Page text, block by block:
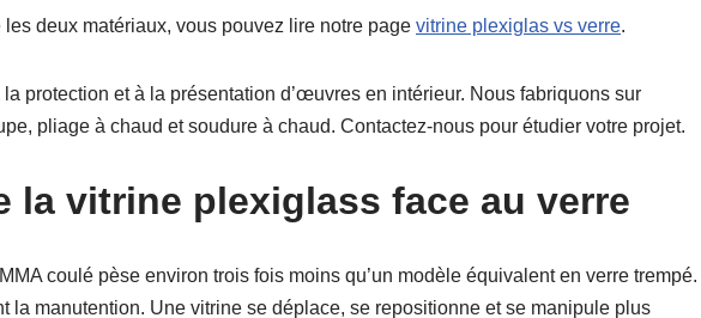
deux matériaux, vous pouvez lire notre page vitrine plexiglas vs verre.
protection et à la présentation d’œuvres en intérieur. Nous fabriquons sur
pliage à chaud et soudure à chaud. Contactez-nous pour étudier votre projet.
la vitrine plexiglass face au verre
coulé pèse environ trois fois moins qu’un modèle équivalent en verre trempé.
la manutention. Une vitrine se déplace, se repositionne et se manipule plus